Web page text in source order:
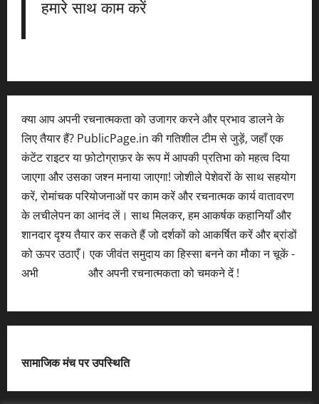
हमारे साथ काम करें
क्या आप अपनी रचनात्मकता को उजागर करने और प्रभाव डालने के
लिए तैयार हैं? PublicPage.in की गतिशील टीम से जुड़ें, जहाँ एक
कंटेंट राइटर या फ़ोटोग्राफ़र के रूप में आपकी प्रतिभा को महत्व दिया
जाएगा और उसका जश्न मनाया जाएगा! जोशीले पेशेवरों के साथ सहयोग
करें, रोमांचक परियोजनाओं पर काम करें और रचनात्मक कार्य वातावरण
के लचीलेपन का आनंद लें। साथ मिलकर, हम आकर्षक कहानियाँ और
शानदार दृश्य तैयार कर सकते हैं जो दर्शकों को आकर्षित करें और ब्रांडों
को ऊपर उठाएँ। एक जीवंत समुदाय का हिस्सा बनने का मौका न चूकें -
अभी
और अपनी रचनात्मकता को चमकने दें !
सामाजिक मंच पर उपस्थिति